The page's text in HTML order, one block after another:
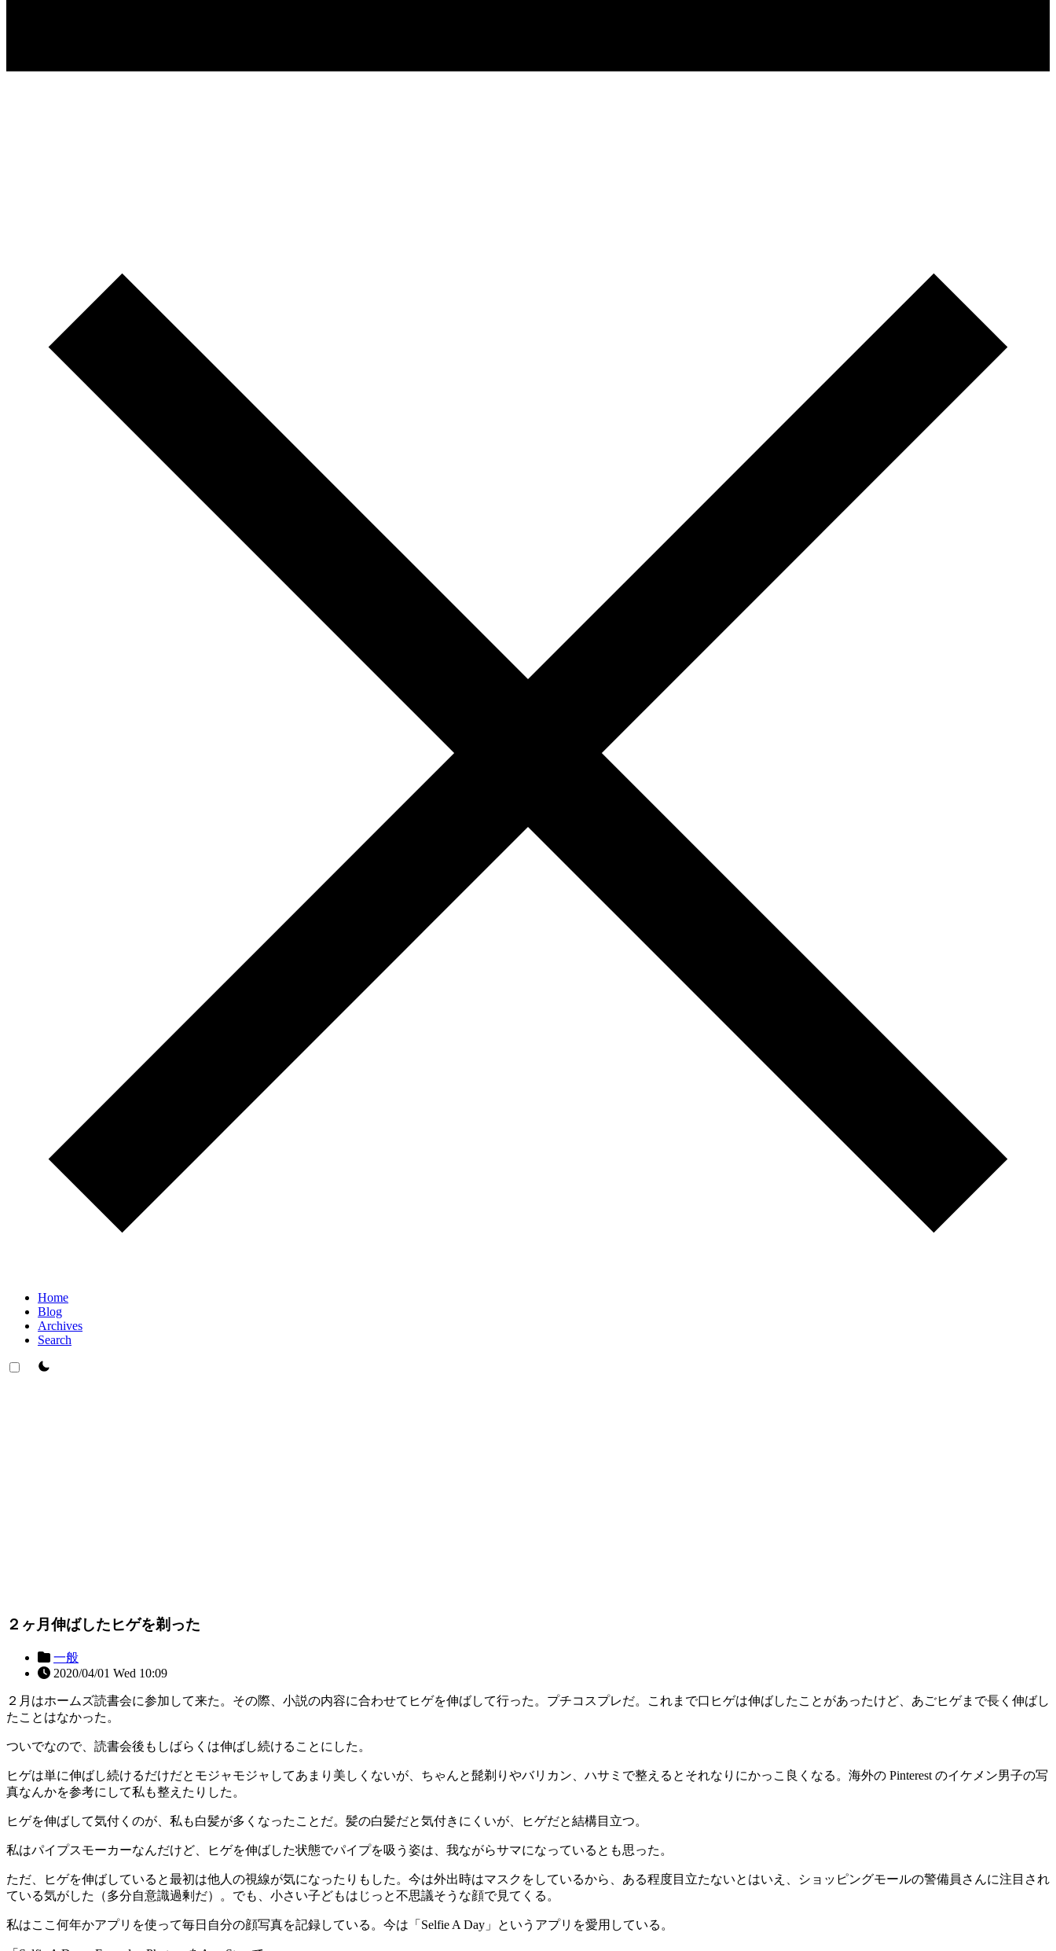
Home
Blog
Archives
Search
theme switcher
２ヶ月伸ばしたヒゲを剃った
一般
2020/04/01 Wed 10:09
２月はホームズ読書会に参加して来た。その際、小説の内容に合わせてヒゲを伸ばして行った。プチコスプレだ。これまで口ヒゲは伸ばしたことがあったけど、あごヒゲまで長く伸ばし
たことはなかった。
ついでなので、読書会後もしばらくは伸ばし続けることにした。
ヒゲは単に伸ばし続けるだけだとモジャモジャしてあまり美しくないが、ちゃんと髭剃りやバリカン、ハサミで整えるとそれなりにかっこ良くなる。海外の Pinterest のイケメン男子の写
真なんかを参考にして私も整えたりした。
ヒゲを伸ばして気付くのが、私も白髪が多くなったことだ。髪の白髪だと気付きにくいが、ヒゲだと結構目立つ。
私はパイプスモーカーなんだけど、ヒゲを伸ばした状態でパイプを吸う姿は、我ながらサマになっているとも思った。
ただ、ヒゲを伸ばしていると最初は他人の視線が気になったりもした。今は外出時はマスクをしているから、ある程度目立たないとはいえ、ショッピングモールの警備員さんに注目され
ている気がした（多分自意識過剰だ）。でも、小さい子どもはじっと不思議そうな顔で見てくる。
私はここ何年かアプリを使って毎日自分の顔写真を記録している。今は「Selfie A Day」というアプリを愛用している。